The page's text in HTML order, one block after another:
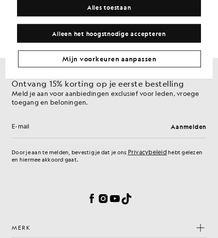
Ontvang 15% korting op je eerste bestelling
Meld je aan voor aanbiedingen exclusief voor leden, vroege
toegang en beloningen.
E-mailadres Aanmelden
Door je aan te melden, bevestig je dat je ons Privacybeleid hebt gelezen
en hiermee akkoord gaat.
Facebook
Instagram
YouTube
TikTok
MERK
Alleen het hoogstnodige accepteren
Alles toestaan
Mijn voorkeuren aanpassen